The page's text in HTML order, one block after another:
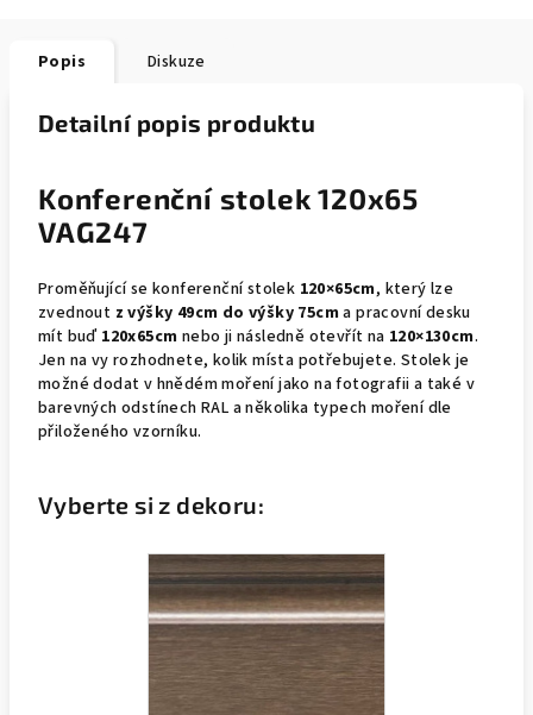
Popis Diskuze
Detailní popis produktu
Konferenční stolek 120x65
VAG247
Proměňující se konferenční stolek 120×65cm, který lze
zvednout z výšky 49cm do výšky 75cm a pracovní desku
mít buď 120x65cm nebo ji následně otevřít na 120×130cm.
Jen na vy rozhodnete, kolik místa potřebujete. Stolek je
možné dodat v hnědém moření jako na fotografii a také v
barevných odstínech RAL a několika typech moření dle
přiloženého vzorníku.
Vyberte si z dekoru: